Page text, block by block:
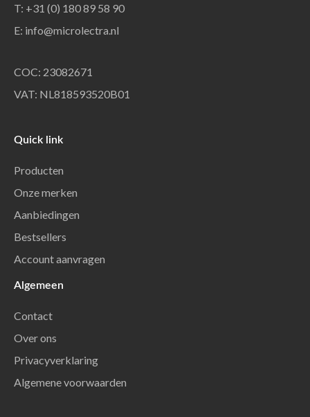
T: +31 (0) 180 89 58 90
E: info@microlectra.nl
COC: 23082671
VAT: NL818593520B01
Quick link
Producten
Onze merken
Aanbiedingen
Bestsellers
Account aanvragen
Algemeen
Contact
Over ons
Privacyverklaring
Algemene voorwaarden